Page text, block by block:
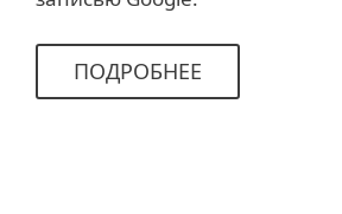
ПОДРОБНЕЕ